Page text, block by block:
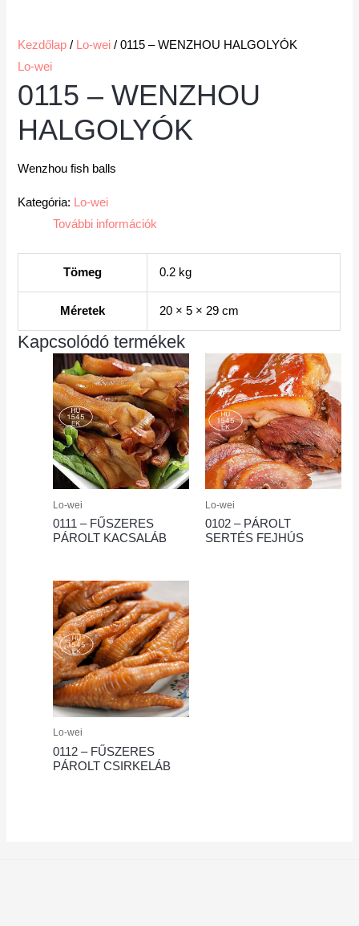
Kezdőlap / Lo-wei / 0115 – WENZHOU HALGOLYÓK
Lo-wei
0115 – WENZHOU
HALGOLYÓK
Wenzhou fish balls
Kategória:
Lo-wei
További információk
Tömeg 0.2 kg
Méretek 20 × 5 × 29 cm
Kapcsolódó termékek
Lo-wei
0111 – FŰSZERES
PÁROLT KACSALÁB
Lo-wei
0102 – PÁROLT
SERTÉS FEJHÚS
Lo-wei
0112 – FŰSZERES
PÁROLT CSIRKELÁB